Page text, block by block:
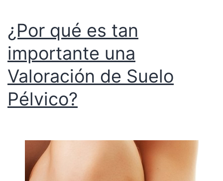
¿Por qué es tan
importante una
Valoración de Suelo
Pélvico?